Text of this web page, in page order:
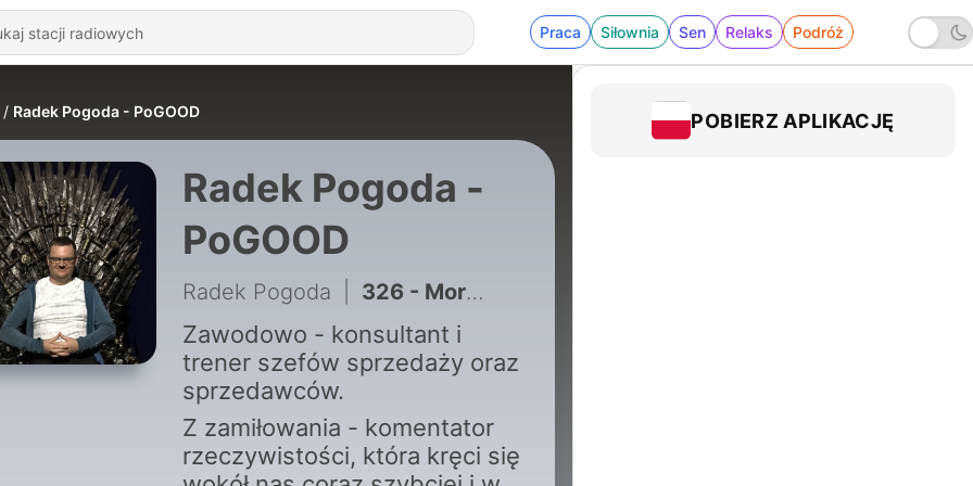
Praca Siłownia Sen Relaks Podróż
Radek Pogoda - PoGOOD
Radek Pogoda -
PoGOOD
Radek Pogoda 326 - Morawiecki i pamięć wyborcy | Pogodne Szorty #303
Zawodowo - konsultant i
trener szefów sprzedaży oraz
sprzedawców.
Z zamiłowania - komentator
rzeczywistości, która kręci się
POBIERZ APLIKACJĘ